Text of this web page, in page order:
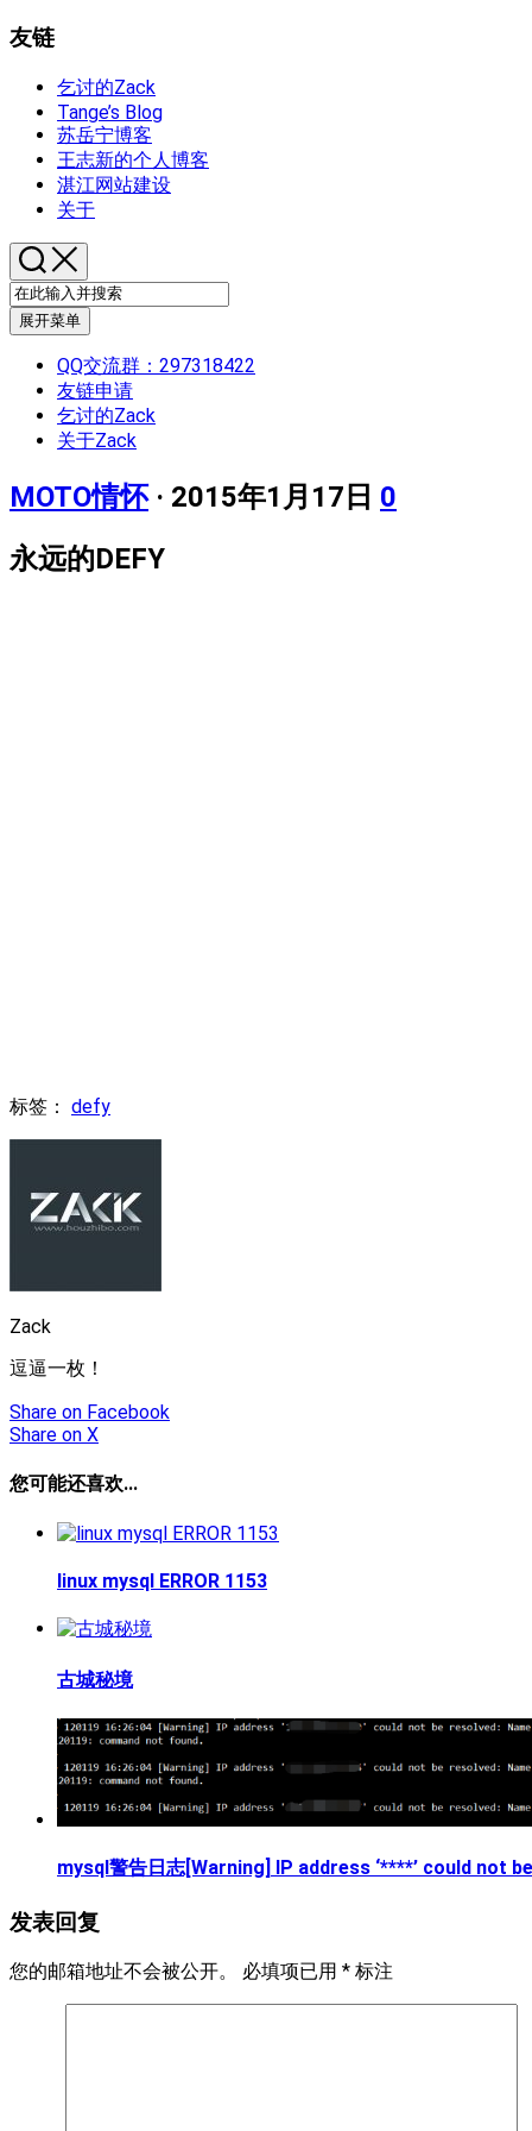
友链
乞讨的Zack
Tange’s Blog
苏岳宁博客
王志新的个人博客
湛江网站建设
关于
展开菜单
QQ交流群：297318422
友链申请
乞讨的Zack
关于Zack
MOTO情怀· 2015年1月17日 0
永远的DEFY
标签： defy
Zack
逗逼一枚！
Share on Facebook
Share on X
您可能还喜欢...
linux mysql ERROR 1153
古城秘境
mysql警告日志[Warning] IP address ‘****’ could not
发表回复
您的邮箱地址不会被公开。 必填项已用 * 标注